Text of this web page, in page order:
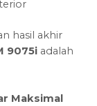
hasil akhir
9075i adalah
Maksimal